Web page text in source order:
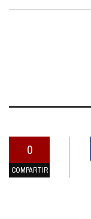
0
COMPARTIR